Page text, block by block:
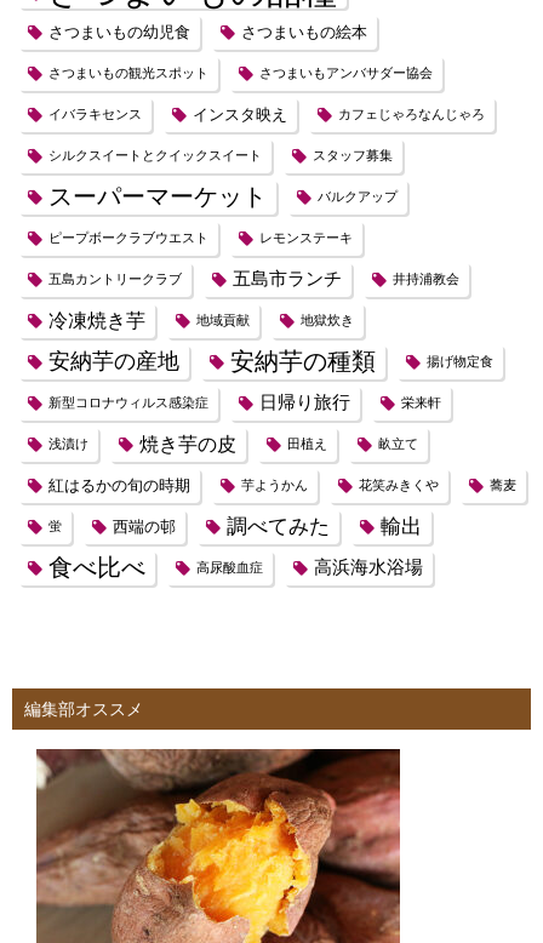
さつまいもの幼児食 さつまいもの絵本
さつまいもの観光スポット さつまいもアンバサダー協会
イバラキセンス インスタ映え カフェじゃろなんじゃろ
シルクスイートとクイックスイート スタッフ募集
スーパーマーケット バルクアップ
ピープボークラブウエスト レモンステーキ
五島カントリークラブ 五島市ランチ 井持浦教会
冷凍焼き芋 地域貢献 地獄炊き
安納芋の産地 安納芋の種類 揚げ物定食
新型コロナウィルス感染症 日帰り旅行 栄来軒
浅漬け 焼き芋の皮 田植え 畝立て
紅はるかの旬の時期 芋ようかん 花笑みきくや 蕎麦
蛍 西端の邨 調べてみた 輸出
食べ比べ 高尿酸血症 高浜海水浴場
編集部オススメ